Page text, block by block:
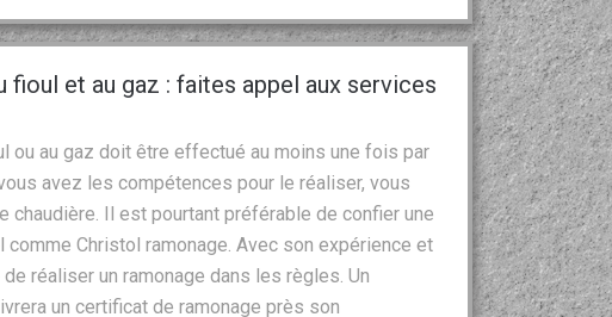
fioul et au gaz : faites appel aux services
ou au gaz doit être effectué au moins une fois par
avez les compétences pour le réaliser, vous
chaudière. Il est pourtant préférable de confier une
Christol ramonage. Avec son expérience et
réaliser un ramonage dans les règles. Un
un certificat de ramonage près son